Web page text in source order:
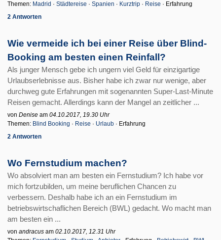
Themen: Madrid · Städtereise · Spanien · Kurztrip · Reise · Erfahrung
2 Antworten
Wie vermeide ich bei einer Reise über Blind-
Booking am besten einen Reinfall?
Als junger Mensch gebe ich ungern viel Geld für einzigartige
Urlaubserlebnisse aus. Bisher habe ich zwar nur wenige, aber
durchweg gute Erfahrungen mit sogenannten Super-Last-Minute
Reisen gemacht. Allerdings kann der Mangel an zeitlicher ...
von Denise am 04.10.2017, 19.30 Uhr
Themen: Blind Booking · Reise · Urlaub · Erfahrung
2 Antworten
Wo Fernstudium machen?
Wo absolviert man am besten ein Fernstudium? Ich habe vor
mich fortzubilden, um meine beruflichen Chancen zu
verbessern. Deshalb habe ich an ein Fernstudium im
betriebswirtschaflichen Bereich (BWL) gedacht. Wo macht man
am besten ein ...
von andracus am 02.10.2017, 12.31 Uhr